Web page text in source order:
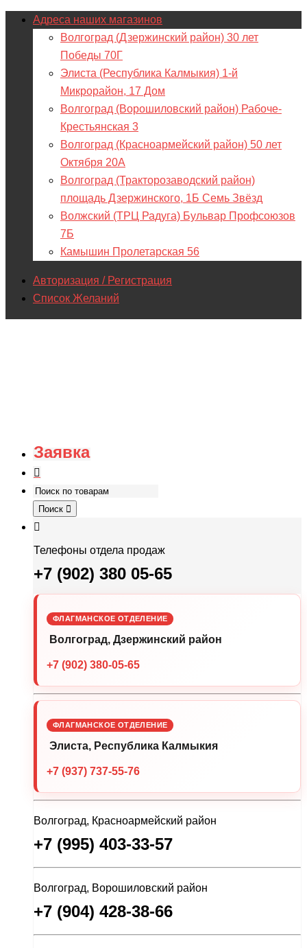
Адреса наших магазинов
Волгоград (Дзержинский район) 30 лет
Победы 70Г
Элиста (Республика Калмыкия) 1-й
Микрорайон, 17 Дом
Волгоград (Ворошиловский район) Рабоче-
Крестьянская 3
Волгоград (Красноармейский район) 50 лет
Октября 20А
Волгоград (Тракторозаводский район)
площадь Дзержинского, 1Б Семь Звёзд
Волжский (ТРЦ Радуга) Бульвар Профсоюзов
7Б
Камышин Пролетарская 56
Авторизация / Регистрация
Список Желаний
Заявка
Поиск
Телефоны отдела продаж
+7 (902) 380 05-65
ФЛАГМАНСКОЕ ОТДЕЛЕНИЕ
Волгоград, Дзержинский район
+7 (902) 380-05-65
ФЛАГМАНСКОЕ ОТДЕЛЕНИЕ
Элиста, Республика Калмыкия
+7 (937) 737-55-76
Волгоград, Красноармейский район
+7 (995) 403-33-57
Волгоград, Ворошиловский район
+7 (904) 428-38-66